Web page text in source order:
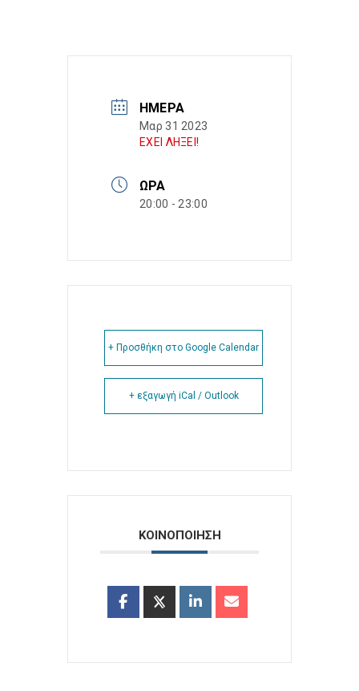
ΗΜΈΡΑ
Μαρ 31 2023
ΕΧΕΙ ΛΗΞΕΙ!
ΏΡΑ
20:00 - 23:00
+ Προσθήκη στο Google Calendar
+ εξαγωγή iCal / Outlook
ΚΟΙΝΟΠΟΙΗΣΗ